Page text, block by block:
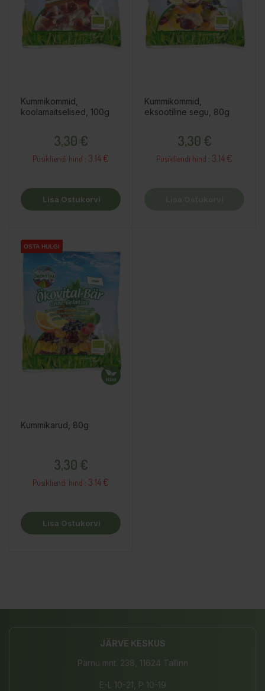
Kummikommid,
koolamaitselised, 100g
3,30 €
Püsikliendi hind : 3.14 €
Lisa Ostukorvi
Kummikommid,
eksootiline segu, 80g
3,30 €
Püsikliendi hind : 3.14 €
OSTA HULGI
OSTA HULGI
OSTA HULGI
Kummikarud, 80g
3,30 €
Püsikliendi hind : 3.14 €
Lisa Ostukorvi
JÄRVE KESKUS
Pärnu mnt. 238, 11624 Tallinn
E-L 10-21, P 10-19